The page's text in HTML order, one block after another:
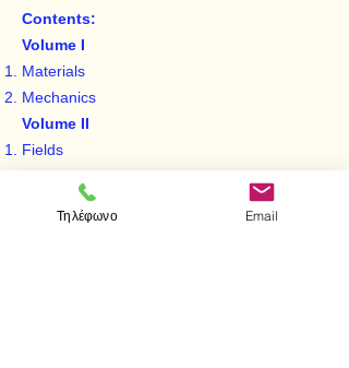
Contents:
Volume I
Materials
Mechanics
Volume II
Fields
Τηλέφωνο Email